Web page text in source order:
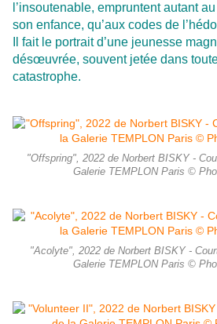
l’insoutenable, empruntent autant
son enfance, qu’aux codes de
Il fait le portrait d’une jeunesse
désœuvrée, souvent jetée dans
catastrophe.
"Offspring", 2022 de Norbert BISKY -
Galerie TEMPLON Paris ©
"Acolyte", 2022 de Norbert BISKY -
Galerie TEMPLON Paris ©